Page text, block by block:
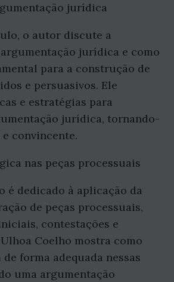
jurídica
o autor discute a
jurídica e como
para a construção de
e persuasivos. Ele
e estratégias para
jurídica, tornando-
convincente.
nas peças processuais
é dedicado à aplicação da
de peças processuais,
contestações e
Coelho mostra como
forma adequada nessas
uma argumentação